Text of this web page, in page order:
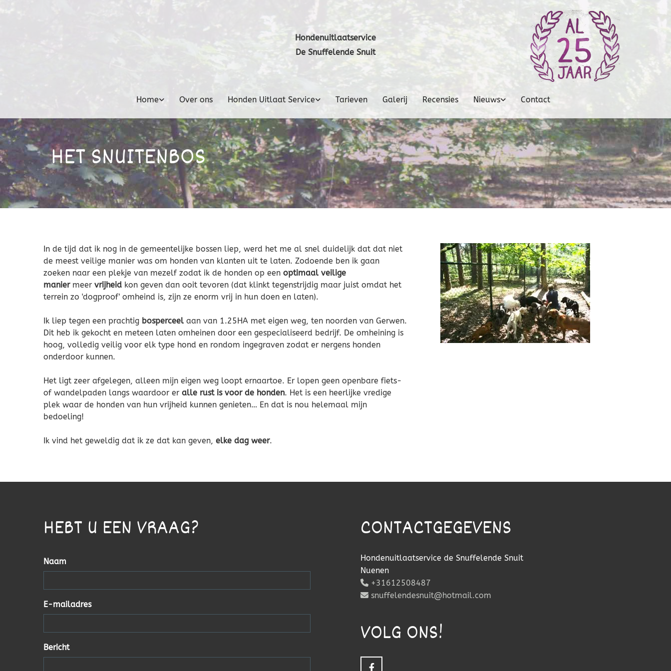
Hondenuitlaatservice
De Snuffelende Snuit
Home Over ons Honden Uitlaat Service Tarieven Galerij Recensies Nieuws Contact
HET SNUITENBOS
In de tijd dat ik nog in de gemeentelijke bossen liep, werd het me al snel duidelijk dat dat niet
de meest veilige manier was om honden van klanten uit te laten. Zodoende ben ik gaan
zoeken naar een plekje van mezelf zodat ik de honden op een optimaal veilige
maniermeer vrijheid kon geven dan ooit tevoren (dat klinkt tegenstrijdig maar juist omdat het
terrein zo 'dogproof' omheind is, zijn ze enorm vrij in hun doen en laten).
Ik liep tegen een prachtig bosperceel aan van 1.25HA met eigen weg, ten noorden van Gerwen.
Dit heb ik gekocht en meteen laten omheinen door een gespecialiseerd bedrijf. De omheining is
hoog, volledig veilig voor elk type hond en rondom ingegraven zodat er nergens honden
onderdoor kunnen.
Het ligt zeer afgelegen, alleen mijn eigen weg loopt ernaartoe. Er lopen geen openbare fiets-
of wandelpaden langs waardoor er alle rust is voor de honden. Het is een heerlijke vredige
plek waar de honden van hun vrijheid kunnen genieten… En dat is nou helemaal mijn
bedoeling!
Ik vind het geweldig dat ik ze dat kan geven, elke dag weer.
HEBT U EEN VRAAG?
Naam
E-mailadres
Bericht
CONTACTGEGEVENS
Hondenuitlaatservice de Snuffelende Snuit
Nuenen
 +31612508487
 snuffelendesnuit@hotmail.com
VOLG ONS!